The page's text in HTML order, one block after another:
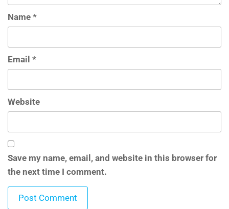
Name *
Email *
Website
Save my name, email, and website in this browser for
the next time I comment.